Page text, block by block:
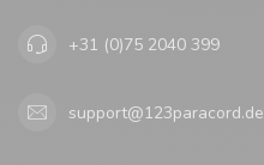
+31 (0)75 2040 399
support@123paracord.de